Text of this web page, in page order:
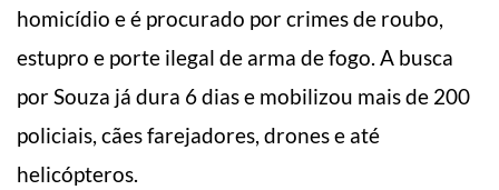
homicídio e é procurado por crimes de roubo,
estupro e porte ilegal de arma de fogo. A busca
por Souza já dura 6 dias e mobilizou mais de 200
policiais, cães farejadores, drones e até
helicópteros.